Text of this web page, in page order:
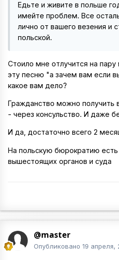
Едьте и живите в польше
имейте проблем. Все
лично от вашего везения и
польской.
Стоило мне отлучится на пару
эту песню "а зачем вам если
какое вам дело?
Гражданство можно получить
- через консульство. И даже
И да, достаточно всего 2
На польскую бюрократию есть
вышестоящих органов и суда
@master
Опубликовано 19 апреля,